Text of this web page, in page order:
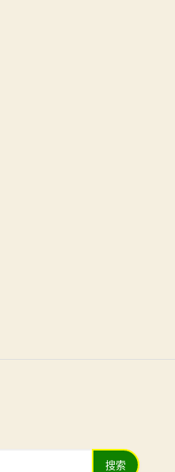
搜索